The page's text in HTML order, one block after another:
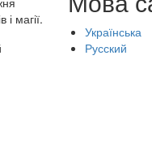
магії.
Українська
Русский